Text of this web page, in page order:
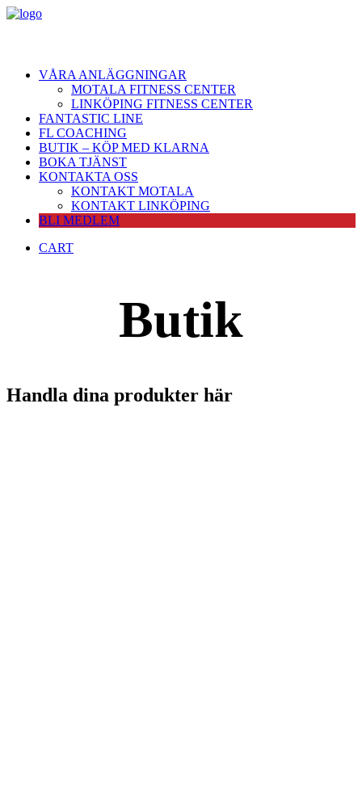
VÅRA ANLÄGGNINGAR
MOTALA FITNESS CENTER
LINKÖPING FITNESS CENTER
FANTASTIC LINE
FL COACHING
BUTIK – KÖP MED KLARNA
BOKA TJÄNST
KONTAKTA OSS
KONTAKT MOTALA
KONTAKT LINKÖPING
BLI MEDLEM
CART
Butik
Handla dina produkter här